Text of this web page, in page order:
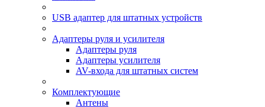
USB адаптер для штатных устройств
Адаптеры руля и усилителя
Адаптеры руля
Адаптеры усилителя
AV-входа для штатных систем
Комплектующие
Антены